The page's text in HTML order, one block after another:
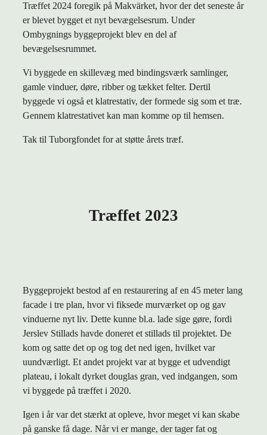
Træffet 2024 foregik på Makvärket, hvor der det seneste år
er blevet bygget et nyt bevægelsesrum. Under
Ombygnings byggeprojekt blev en del af
bevægelsesrummet.
Vi byggede en skillevæg med bindingsværk samlinger,
gamle vinduer, døre, ribber og tækket felter. Dertil
byggede vi også et klatrestativ, der formede sig som et træ.
Gennem klatrestativet kan man komme op til hemsen.
Tak til Tuborgfondet for at støtte årets træf.
Træffet 2023
Byggeprojekt bestod af en restaurering af en 45 meter lang
facade i tre plan, hvor vi fiksede murværket op og gav
vinduerne nyt liv. Dette kunne bl.a. lade sige gøre, fordi
Jerslev Stillads havde doneret et stillads til projektet. De
kom og satte det op og tog det ned igen, hvilket var
uundværligt. Et andet projekt var at bygge et udvendigt
plateau, i lokalt dyrket douglas gran, ved indgangen, som
vi byggede på træffet i 2020.
Igen i år var det stærkt at opleve, hvor meget vi kan skabe
på ganske få dage. Når vi er mange, der tager fat og